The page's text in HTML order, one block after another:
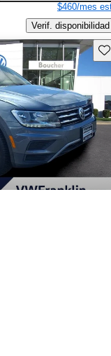
$460/mes
Verif. disponibilidad